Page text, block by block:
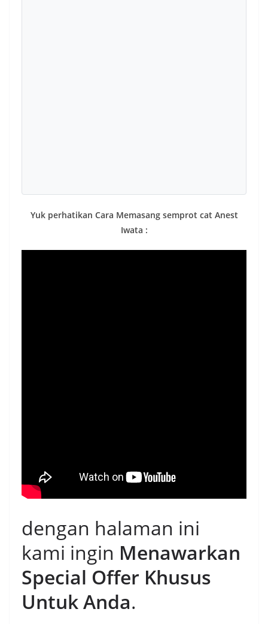
Yuk perhatikan Cara Memasang semprot cat Anest
Iwata :
dengan halaman ini
kami ingin Menawarkan
Special Offer Khusus
Untuk Anda.